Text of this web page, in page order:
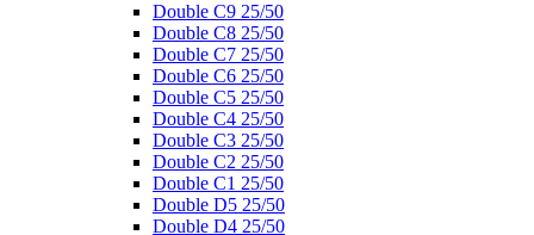
Double C9 25/50
Double C8 25/50
Double C7 25/50
Double C6 25/50
Double C5 25/50
Double C4 25/50
Double C3 25/50
Double C2 25/50
Double C1 25/50
Double D5 25/50
Double D4 25/50